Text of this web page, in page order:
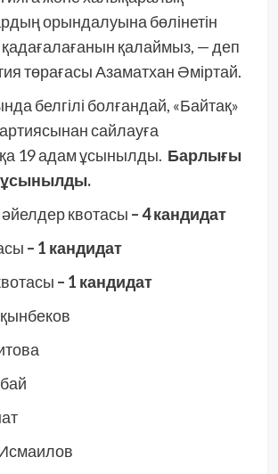
орындалуына бөлінетін
қалаймыз, — деп
төрағасы Азаматхан Әміртай.
белгілі болғандай, «Байтақ»
сайлауға
19 адам ұсынылды. Барлығы
ұсынылды.
квотасы – 4 кандидат
– 1 кандидат
– 1 кандидат